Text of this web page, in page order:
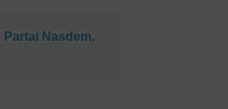
Nasdem,